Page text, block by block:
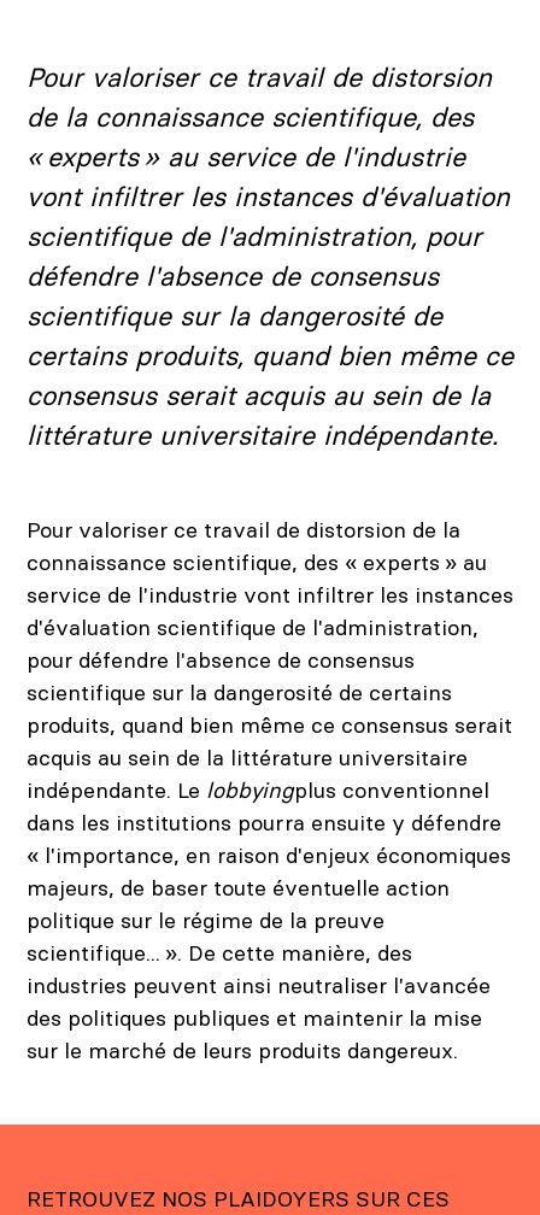
Carrousel 1
Pour valoriser ce travail de distorsion
de la connaissance scientifique, des
« experts » au service de l'industrie
vont infiltrer les instances d'évaluation
scientifique de l'administration, pour
défendre l'absence de consensus
scientifique sur la dangerosité de
certains produits, quand bien même ce
consensus serait acquis au sein de la
littérature universitaire indépendante.
Pour valoriser ce travail de distorsion de la
connaissance scientifique, des « experts » au
service de l'industrie vont infiltrer les instances
d'évaluation scientifique de l'administration,
pour défendre l'absence de consensus
scientifique sur la dangerosité de certains
produits, quand bien même ce consensus serait
acquis au sein de la littérature universitaire
indépendante. Le lobbyingplus conventionnel
dans les institutions pourra ensuite y défendre
« l'importance, en raison d'enjeux économiques
majeurs, de baser toute éventuelle action
politique sur le régime de la preuve
scientifique... ». De cette manière, des
industries peuvent ainsi neutraliser l'avancée
des politiques publiques et maintenir la mise
sur le marché de leurs produits dangereux.
RETROUVEZ NOS PLAIDOYERS SUR CES